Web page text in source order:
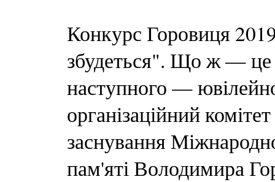
Конкурс Горовиця
збудеться". Що ж — це
наступного —
організаційний
заснування
пам'яті Володимира